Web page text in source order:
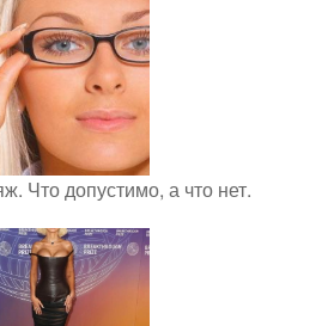
Что допустимо, а что нет.